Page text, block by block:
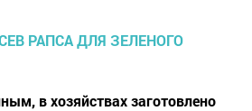
в хозяйствах заготовлено